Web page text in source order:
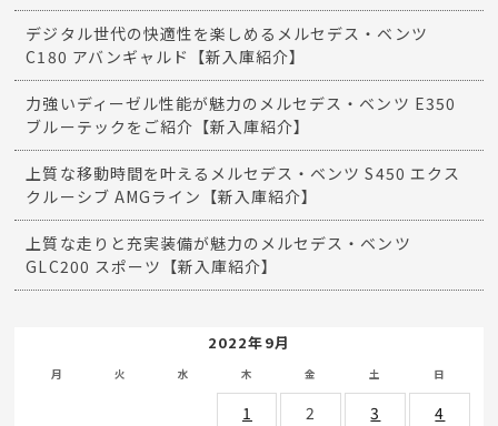
デジタル世代の快適性を楽しめるメルセデス・ベンツ
C180 アバンギャルド【新入庫紹介】
力強いディーゼル性能が魅力のメルセデス・ベンツ E350
ブルーテックをご紹介【新入庫紹介】
上質な移動時間を叶えるメルセデス・ベンツ S450 エクス
クルーシブ AMGライン【新入庫紹介】
上質な走りと充実装備が魅力のメルセデス・ベンツ
GLC200 スポーツ【新入庫紹介】
2022年9月
月 火 水 木 金 土 日
1 2 3
4